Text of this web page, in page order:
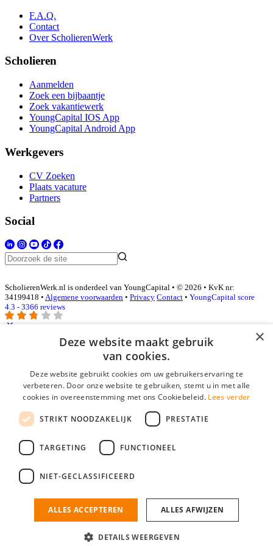
F.A.Q.
Contact
Over ScholierenWerk
Scholieren
Aanmelden
Zoek een bijbaantje
Zoek vakantiewerk
YoungCapital IOS App
YoungCapital Android App
Werkgevers
CV Zoeken
Plaats vacature
Partners
Social
ScholierenWerk.nl is onderdeel van YoungCapital • © 2026 • KvK nr:
34199418 • Algemene voorwaarden • Privacy Contact • YoungCapital score
4.3 - 3366 reviews
Inloggen als bedrijf
E-mail*
Wachtwoord
login gegevens onthouden
login
Bedrijf aanmelden
nieuwe collega/werknemer zo gevonden!
×
Deze website maakt gebruik
van cookies.
Deze website gebruikt cookies om uw gebruikerservaring te
verbeteren. Door onze website te gebruiken, stemt u in met alle
cookies in overeenstemming met ons Cookiebeleid. Lees verder
STRIKT NOODZAKELIJK PRESTATIE
TARGETING FUNCTIONEEL
NIET-GECLASSIFICEERD
ALLES ACCEPTEREN ALLES AFWIJZEN
DETAILS WEERGEVEN